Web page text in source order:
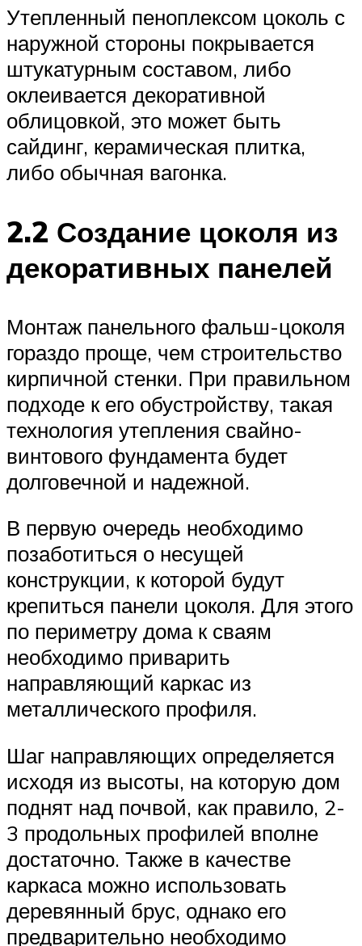
Утепленный пеноплексом цоколь с
наружной стороны покрывается
штукатурным составом, либо
оклеивается декоративной
облицовкой, это может быть
сайдинг, керамическая плитка,
либо обычная вагонка.
2.2 Создание цоколя из
декоративных панелей
Монтаж панельного фальш-цоколя
гораздо проще, чем строительство
кирпичной стенки. При правильном
подходе к его обустройству, такая
технология утепления свайно-
винтового фундамента будет
долговечной и надежной.
В первую очередь необходимо
позаботиться о несущей
конструкции, к которой будут
крепиться панели цоколя. Для этого
по периметру дома к сваям
необходимо приварить
направляющий каркас из
металлического профиля.
Шаг направляющих определяется
исходя из высоты, на которую дом
поднят над почвой, как правило, 2-
3 продольных профилей вполне
достаточно. Также в качестве
каркаса можно использовать
деревянный брус, однако его
предварительно необходимо